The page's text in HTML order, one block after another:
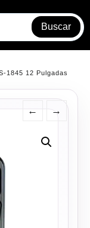
Buscar
1845 12 Pulgadas
← →